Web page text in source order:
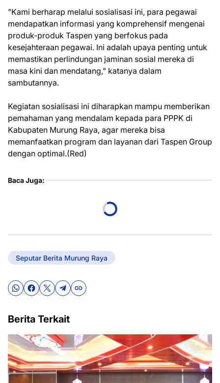
"Kami berharap melalui sosialisasi ini, para pegawai
mendapatkan informasi yang komprehensif mengenai
produk-produk Taspen yang berfokus pada
kesejahteraan pegawai. Ini adalah upaya penting untuk
memastikan perlindungan jaminan sosial mereka di
masa kini dan mendatang," katanya dalam
sambutannya.
Kegiatan sosialisasi ini diharapkan mampu memberikan
pemahaman yang mendalam kepada para PPPK di
Kabupaten Murung Raya, agar mereka bisa
memanfaatkan program dan layanan dari Taspen Group
dengan optimal.(Red)
Baca Juga:
Seputar Berita Murung Raya
Berita Terkait